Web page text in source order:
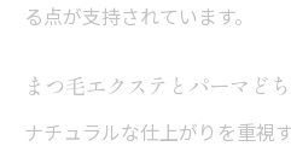
る点が支持されています。
まつ毛エクステとパーマど
ナチュラルな仕上がりを重視